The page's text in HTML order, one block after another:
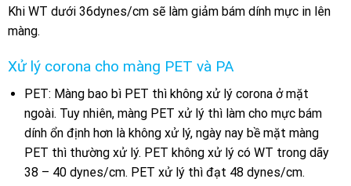
Khi WT dưới 36dynes/cm sẽ làm giảm bám dính mực in lên
màng.
Xử lý corona cho màng PET và PA
PET: Màng bao bì PET thì không xử lý corona ở mặt
ngoài. Tuy nhiên, màng PET xử lý thì làm cho mực bám
dính ổn định hơn là không xử lý, ngày nay bề mặt màng
PET thì thường xử lý. PET không xử lý có WT trong dãy
38 – 40 dynes/cm. PET xử lý thì đạt 48 dynes/cm.